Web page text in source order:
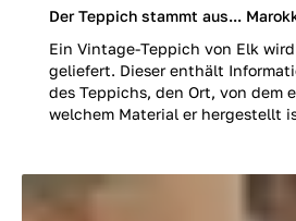
Der Teppich stammt aus...
Ein Vintage-Teppich von Elk
geliefert. Dieser enthält
des Teppichs, den Ort, von dem
welchem Material er hergestellt